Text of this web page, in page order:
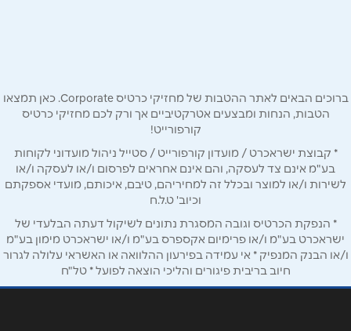
נושא*
אנא חזרו אלי בקשר ל...
הודעה *
ברוכים הבאים לאתר ההטבות של מחזיקי כרטיס Corporate. כאן תמצאו
הטבות, הנחות ומבצעים אטרקטיביים אך ורק לכם מחזיקי כרטיס
קורפורייט!
* קבוצת ישראכרט / מועדון קורפורייט / סטייל ניהול מועדוני לקוחות
בע"מ אינם צד לעסקה, והם אינם אחראים לפרסום ו/או לעסקה ו/או
לשירות ו/או למוצר ובכלל זה למחיריהם, טיבם, איכותם, מועדי אספקתם
וכיוב' ט.ל.ח
* הנפקת הכרטיס וגובה המסגרת נתונים לשיקול דעתה הבלעדי של
ישראכרט בע"מ ו/או פרימיום אקספרס בע"מ ו/או ישראכרט מימון בע"מ
ו/או הבנק המנפיק * אי עמידה בפירעון ההלוואה או האשראי עלולה לגרור
חיוב בריבית פיגורים והליכי הוצאה לפועל * טל"ח